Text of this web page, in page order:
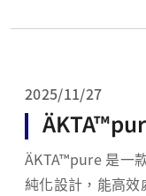
細胞觀察與定量
2025/11/27
ÄKTA™pure 是一
純化設計，能高